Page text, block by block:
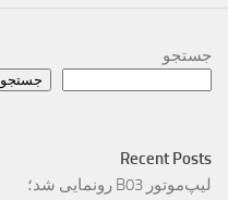
جستجو
جستجو
Recent Posts
لیپ‌موتور B03 رونمایی شد؛